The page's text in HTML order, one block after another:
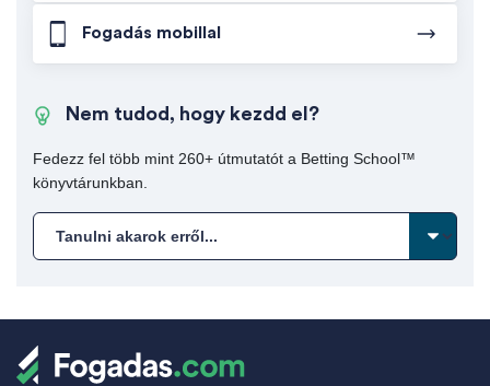
Fogadás mobillal
Nem tudod, hogy kezdd el?
Fedezz fel több mint 260+ útmutatót a Betting School™
könyvtárunkban.